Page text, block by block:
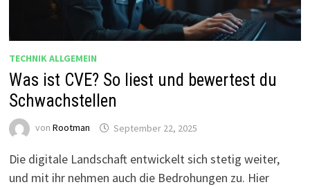
TECHNIK ALLGEMEIN
Was ist CVE? So liest und bewertest du
Schwachstellen
von Rootman September 22, 2025
Die digitale Landschaft entwickelt sich stetig weiter,
und mit ihr nehmen auch die Bedrohungen zu. Hier